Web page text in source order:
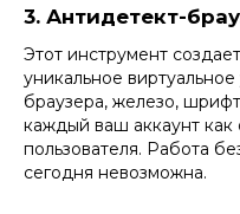
3. Антидетект-
Этот инструмент
уникальное
браузера, железо,
каждый ваш аккаунт как
пользователя. Работа
сегодня невозможна.